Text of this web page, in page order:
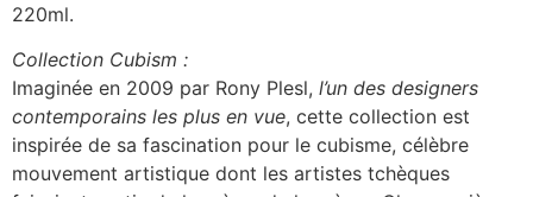
220ml.
Collection Cubism :
Imaginée en 2009 par Rony Plesl, l’un des designers
contemporains les plus en vue, cette collection est
inspirée de sa fascination pour le cubisme, célèbre
mouvement artistique dont les artistes tchèques